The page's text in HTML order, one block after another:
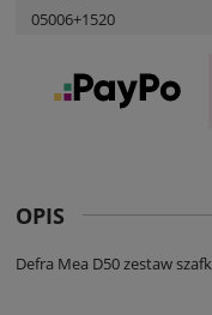
05006+1520
OPIS
Defra Mea D50 zestaw